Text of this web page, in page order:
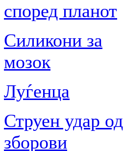
според планот
Силикони за
мозок
Луѓенца
Струен удар од
зборови